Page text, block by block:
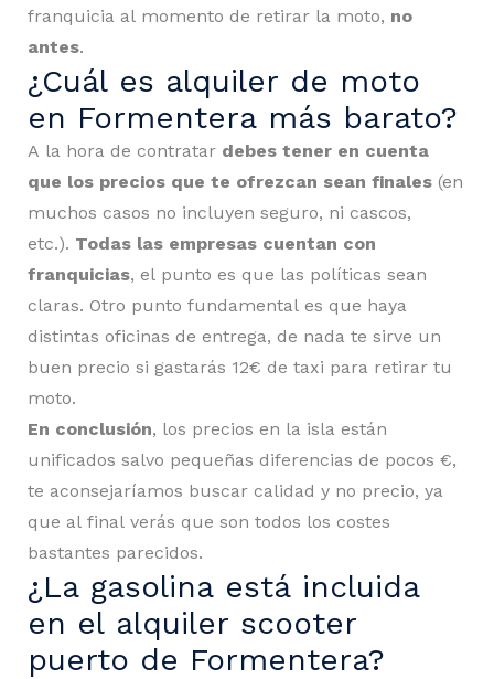
franquicia al momento de retirar la moto, no
antes.
¿Cuál es alquiler de moto
en Formentera más barato?
A la hora de contratar debes tener en cuenta
que los precios que te ofrezcan sean finales (en
muchos casos no incluyen seguro, ni cascos,
etc.). Todas las empresas cuentan con
franquicias, el punto es que las políticas sean
claras. Otro punto fundamental es que haya
distintas oficinas de entrega, de nada te sirve un
buen precio si gastarás 12€ de taxi para retirar tu
moto.
En conclusión, los precios en la isla están
unificados salvo pequeñas diferencias de pocos €,
te aconsejaríamos buscar calidad y no precio, ya
que al final verás que son todos los costes
bastantes parecidos.
¿La gasolina está incluida
en el alquiler scooter
puerto de Formentera?